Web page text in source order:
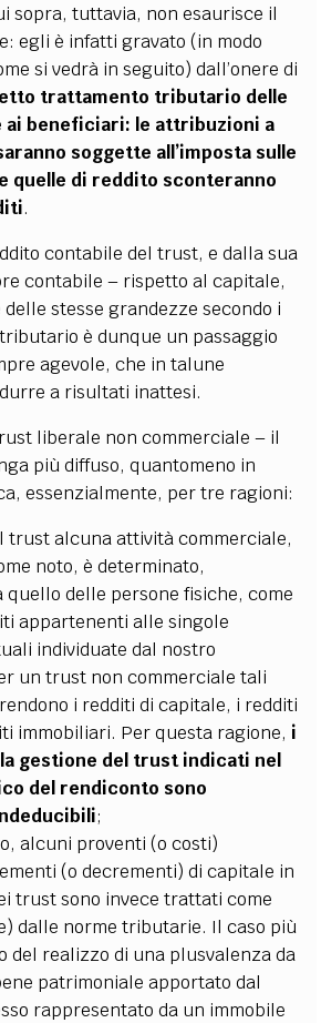
sopra, tuttavia, non esaurisce il
egli è infatti gravato (in modo
si vedrà in seguito) dall’onere di
trattamento tributario delle
beneficiari: le attribuzioni a
soggette all’imposta sulle
quelle di reddito sconteranno
.
contabile del trust, e dalla sua
contabile – rispetto al capitale,
stesse grandezze secondo i
è dunque un passaggio
agevole, che in talune
a risultati inattesi.
liberale non commerciale – il
più diffuso, quantomeno in
essenzialmente, per tre ragioni:
trust alcuna attività commerciale,
noto, è determinato,
quello delle persone fisiche, come
appartenenti alle singole
individuate dal nostro
un trust non commerciale tali
i redditi di capitale, i redditi
immobiliari. Per questa ragione, i
gestione del trust indicati nel
del rendiconto sono
;
alcuni proventi (o costi)
(o decrementi) di capitale in
trust sono invece trattati come
dalle norme tributarie. Il caso più
del realizzo di una plusvalenza da
patrimoniale apportato dal
rappresentato da un immobile